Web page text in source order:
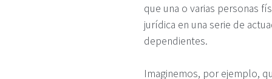
que una o varias personas
jurídica en una serie de
dependientes.
Imaginemos, por ejemplo,